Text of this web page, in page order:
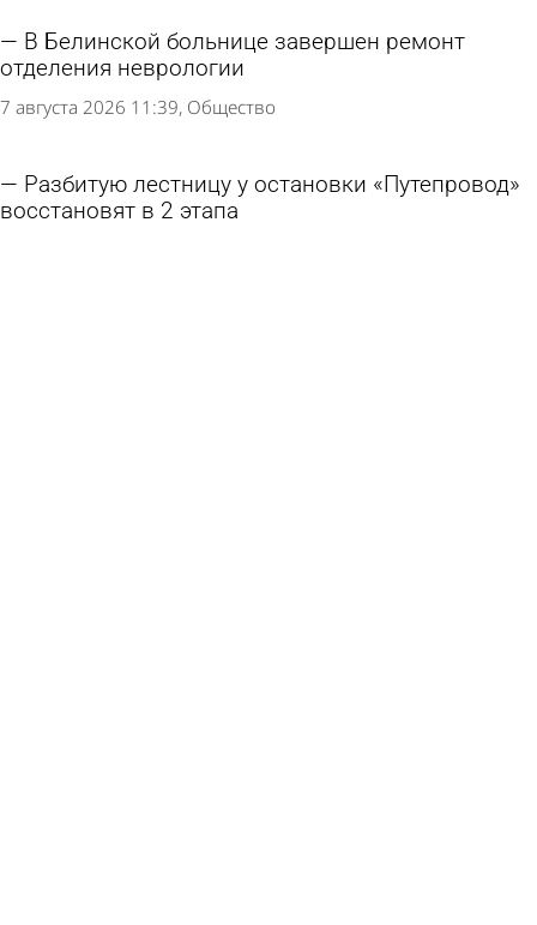
В Белинской больнице завершен ремонт
отделения неврологии
7 августа 2026 11:39 Общество
Разбитую лестницу у остановки «Путепровод»
восстановят в 2 этапа